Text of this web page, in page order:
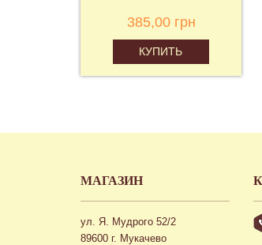
385,00 грн
КУПИТЬ
МАГАЗИН
ул. Я. Мудрого 52/2
89600 г. Мукачево